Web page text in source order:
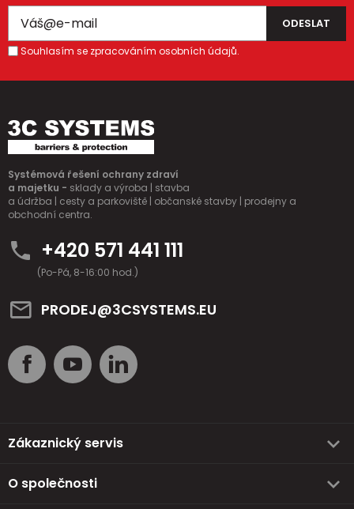
Souhlasím se zpracováním osobních údajů.
Systémová řešení ochrany zdraví
a majetku - sklady a výroba | stavba
a údržba | cesty a parkoviště | občanské stavby | prodejny a
obchodní centra.
+420 571 441 111
(Po-Pá, 8-16:00 hod.)
PRODEJ@3CSYSTEMS.EU
Zákaznický servis
O společnosti